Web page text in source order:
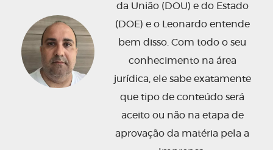
da União (DOU) e do Estado
(DOE) e o Leonardo entende
bem disso. Com todo o seu
conhecimento na área
jurídica, ele sabe exatamente
que tipo de conteúdo será
aceito ou não na etapa de
aprovação da matéria pela a